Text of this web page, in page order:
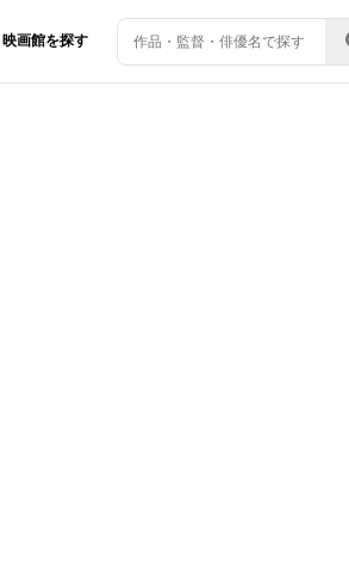
映画館を探す